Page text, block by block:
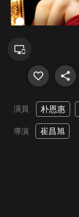
演員 朴恩惠
導演 崔昌旭